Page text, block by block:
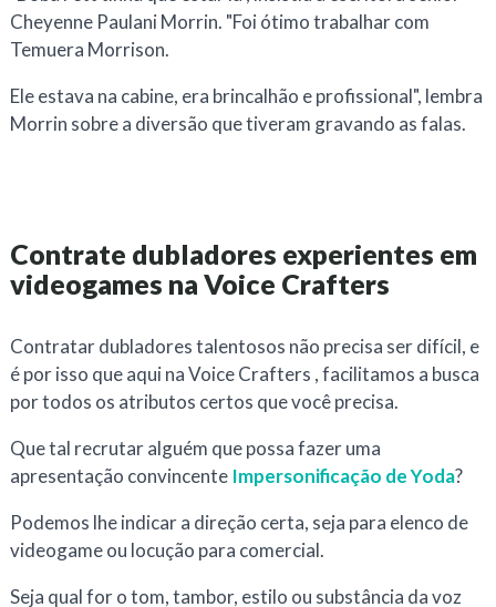
Cheyenne Paulani Morrin. "Foi ótimo trabalhar com
Temuera Morrison.
Ele estava na cabine, era brincalhão e profissional", lembra
Morrin sobre a diversão que tiveram gravando as falas.
Contrate dubladores experientes em
videogames na Voice Crafters
Contratar dubladores talentosos não precisa ser difícil, e
é por isso que aqui na Voice Crafters , facilitamos a busca
por todos os atributos certos que você precisa.
Que tal recrutar alguém que possa fazer uma
apresentação convincente Impersonificação de Yoda?
Podemos lhe indicar a direção certa, seja para elenco de
videogame ou locução para comercial.
Seja qual for o tom, tambor, estilo ou substância da voz